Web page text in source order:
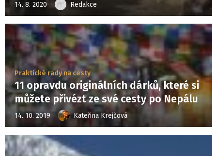
14. 8. 2020 Redakce
Praktické rady na cesty
11 opravdu originálních dárků, které si
můžete přivézt ze své cesty po Nepálu
14. 10. 2019 Kateřina Krejčová